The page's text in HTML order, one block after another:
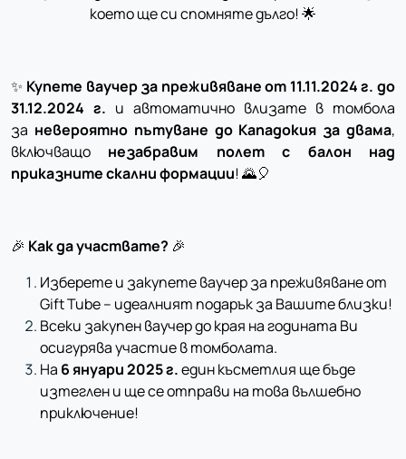
което ще си спомняте дълго! 🌟
✨ Купете ваучер за преживяване от 11.11.2024 г. до
31.12.2024 г. и автоматично влизате в томбола
за невероятно пътуване до Кападокия за двама,
включващо незабравим полет с балон над
приказните скални формации! 🌄🎈
🎉 Как да участвате? 🎉
Изберете и закупете ваучер за преживяване от
Gift Tube – идеалният подарък за Вашите близки!
Всеки закупен ваучер до края на годината Ви
осигурява участие в томболата.
На 6 януари 2025 г.един късметлия ще бъде
изтеглен и ще се отправи на това вълшебно
приключение!